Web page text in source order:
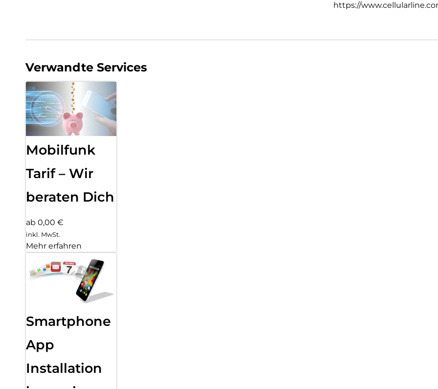
https://
Verwandte Services
Mobilfunk
Tarif – Wir
beraten Dich
ab 0,00 €
inkl. MwSt.
Mehr erfahren
Smartphone
App
Installation